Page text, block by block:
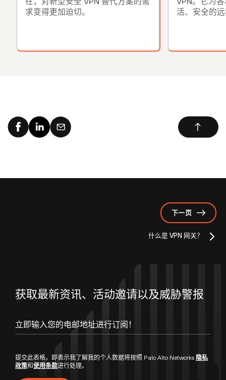
求变得更加迫切。
活、安全的
下一页
什么是 VPN 网关？
获取最新资讯、活动邀请以及威胁警报
提交此表格，即表示我了解我的个人数据将按照 Palo Alto Networks 隐私
政策和使用条款进行处理。